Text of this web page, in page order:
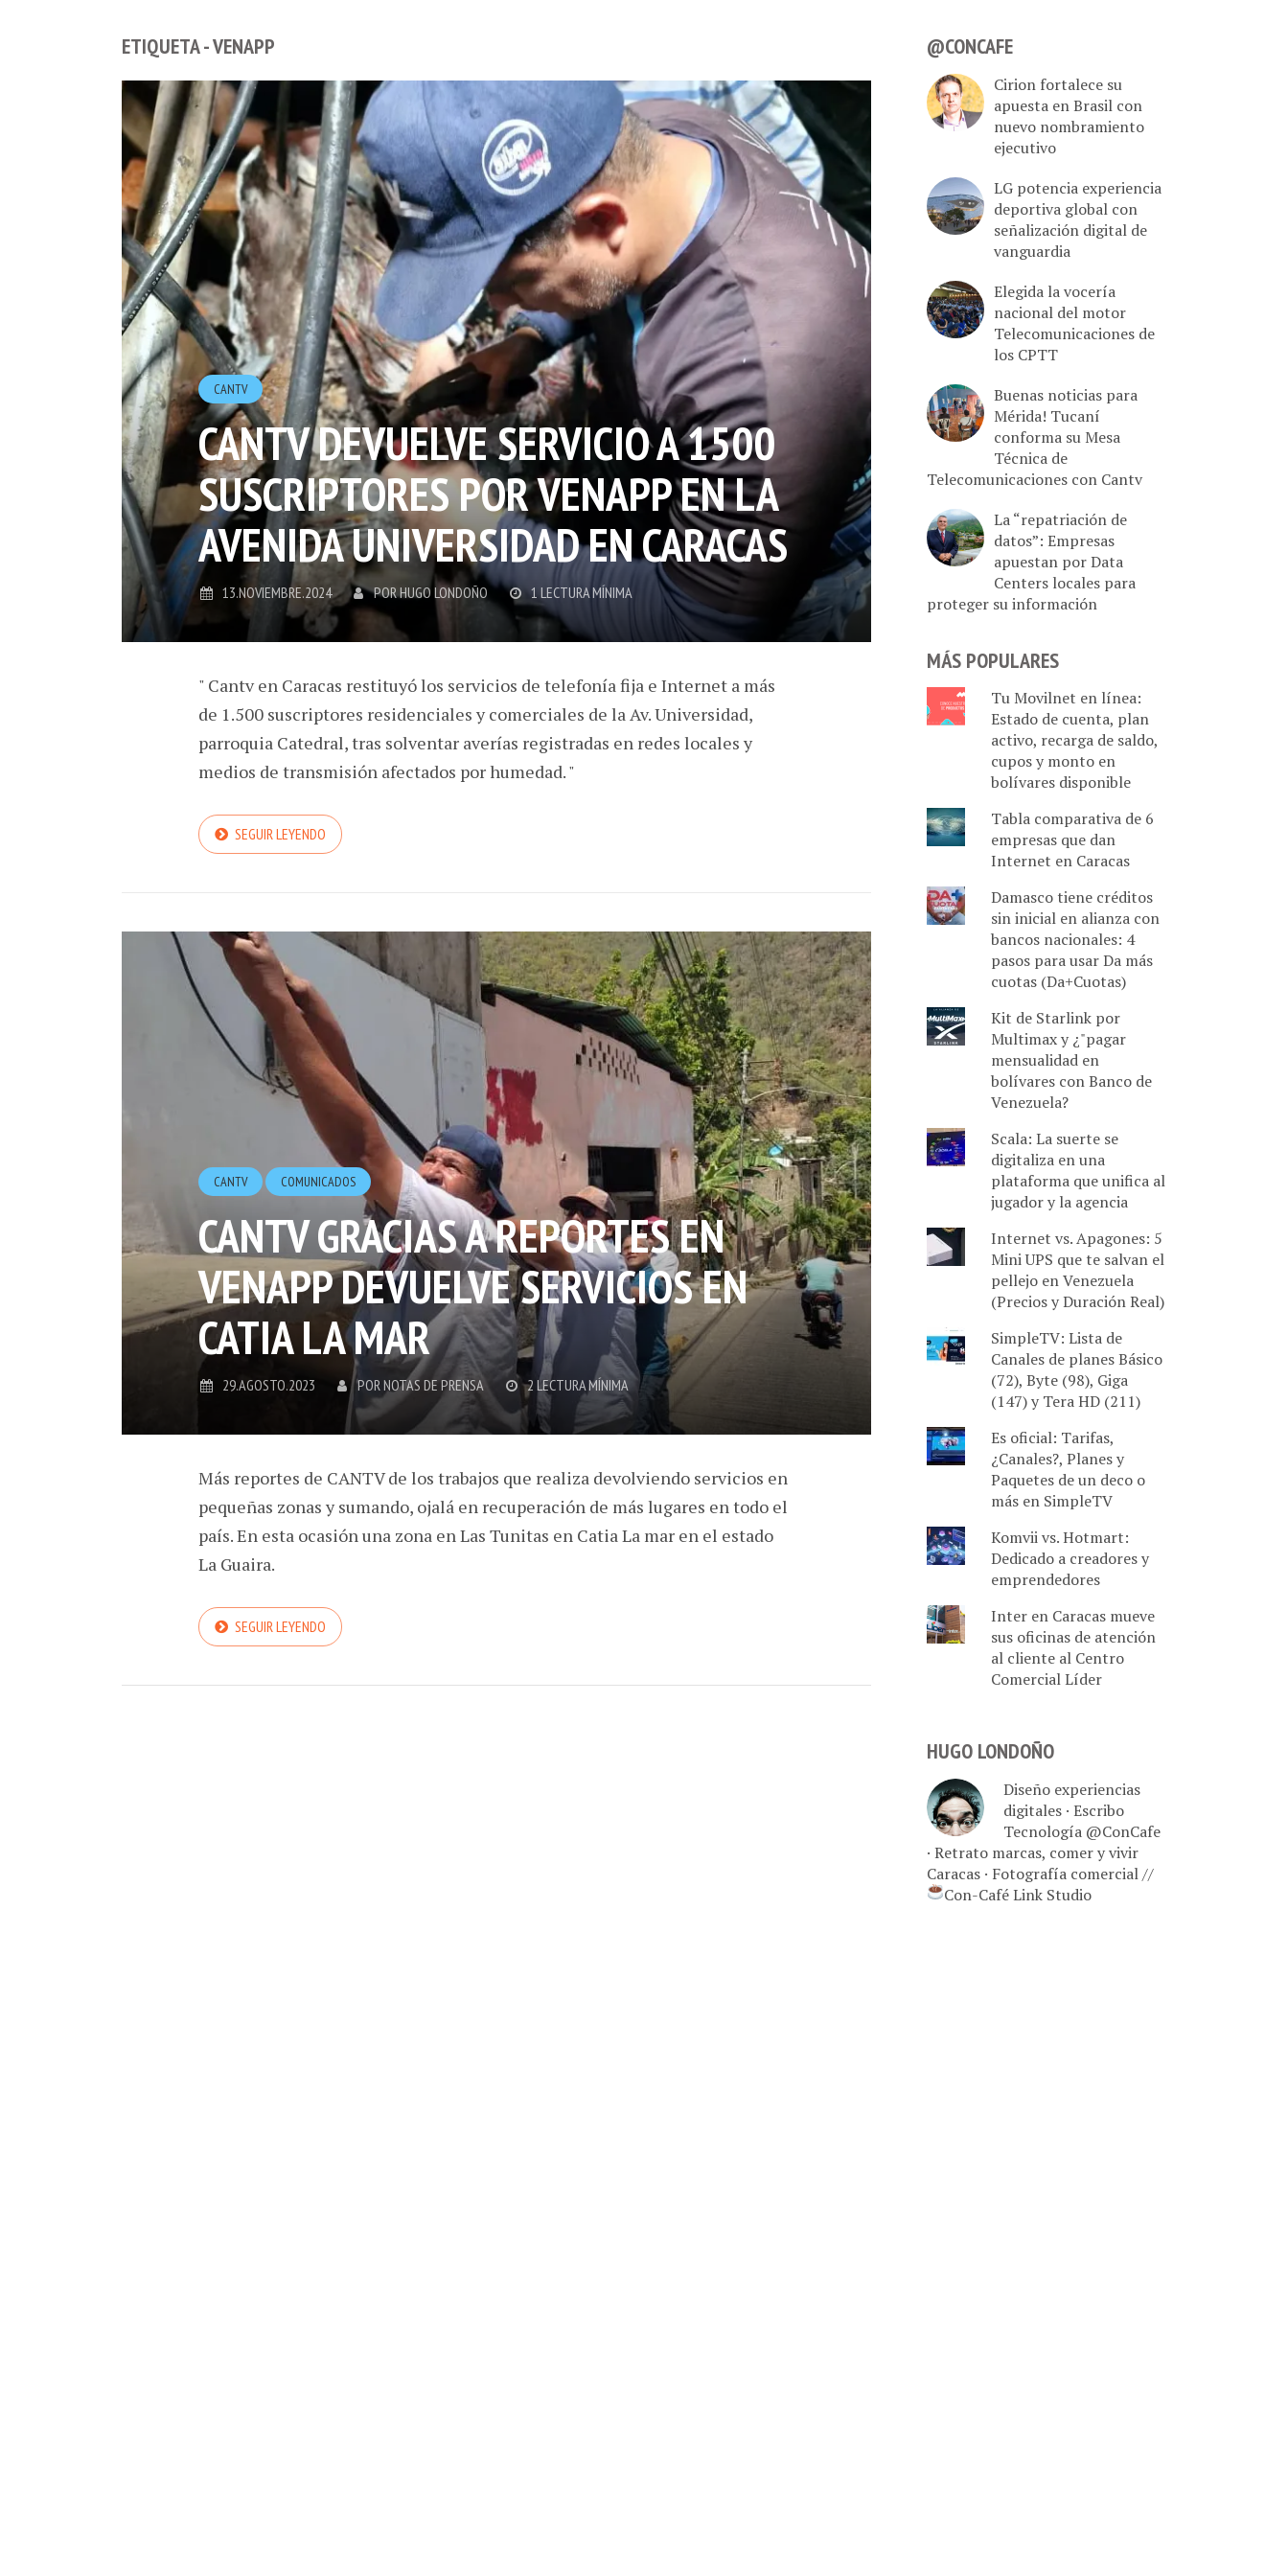
ETIQUETA - VENAPP
CANTV
CANTV DEVUELVE SERVICIO A 1500
SUSCRIPTORES POR VENAPP EN LA
AVENIDA UNIVERSIDAD EN CARACAS
13.NOVIEMBRE.2024 PORHUGO LONDOÑO 1 LECTURA MÍNIMA
" Cantv en Caracas restituyó los servicios de telefonía fija e Internet a más
de 1.500 suscriptores residenciales y comerciales de la Av. Universidad,
parroquia Catedral, tras solventar averías registradas en redes locales y
medios de transmisión afectados por humedad. "
SEGUIR LEYENDO
CANTV COMUNICADOS
CANTV GRACIAS A REPORTES EN
VENAPP DEVUELVE SERVICIOS EN
CATIA LA MAR
29.AGOSTO.2023 POR NOTAS DE PRENSA 2 LECTURA MÍNIMA
Más reportes de CANTV de los trabajos que realiza devolviendo servicios en
pequeñas zonas y sumando, ojalá en recuperación de más lugares en todo el
país. En esta ocasión una zona en Las Tunitas en Catia La mar en el estado
La Guaira.
SEGUIR LEYENDO
@CONCAFE
Cirion fortalece su
apuesta en Brasil con
nuevo nombramiento
ejecutivo
LG potencia experiencia
deportiva global con
señalización digital de
vanguardia
Elegida la vocería
nacional del motor
Telecomunicaciones de
los CPTT
Buenas noticias para
Mérida! Tucaní
conforma su Mesa
Técnica de
Telecomunicaciones con Cantv
La “repatriación de
datos”: Empresas
apuestan por Data
Centers locales para
proteger su información
MÁS POPULARES
Tu Movilnet en línea:
Estado de cuenta, plan
activo, recarga de saldo,
cupos y monto en
bolívares disponible
Tabla comparativa de 6
empresas que dan
Internet en Caracas
Damasco tiene créditos
sin inicial en alianza con
bancos nacionales: 4
pasos para usar Da más
cuotas (Da+Cuotas)
Kit de Starlink por
Multimax y ¿"pagar
mensualidad en
bolívares con Banco de
Venezuela?
Scala: La suerte se
digitaliza en una
plataforma que unifica al
jugador y la agencia
Internet vs. Apagones: 5
Mini UPS que te salvan el
pellejo en Venezuela
(Precios y Duración Real)
SimpleTV: Lista de
Canales de planes Básico
(72), Byte (98), Giga
(147) y Tera HD (211)
Es oficial: Tarifas,
¿Canales?, Planes y
Paquetes de un deco o
más en SimpleTV
Komvii vs. Hotmart:
Dedicado a creadores y
emprendedores
Inter en Caracas mueve
sus oficinas de atención
al cliente al Centro
Comercial Líder
HUGO LONDOÑO
Diseño experiencias
digitales · Escribo
Tecnología @ConCafe
· Retrato marcas, comer y vivir
Caracas · Fotografía comercial //
Con-Café Link Studio